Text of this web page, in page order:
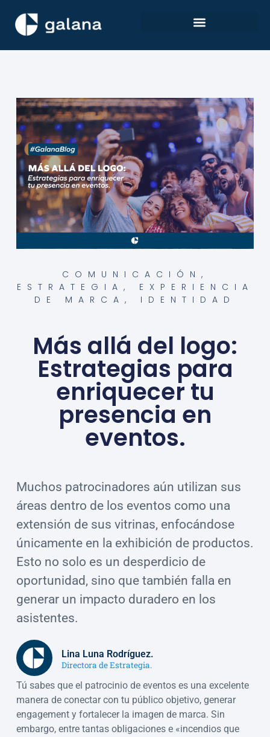
COMUNICACIÓN ,
ESTRATEGIA , EXPERIENCIA
DE MARCA , IDENTIDAD
Más allá del logo:
Estrategias para
enriquecer tu
presencia en
eventos.
Muchos patrocinadores aún utilizan sus
áreas dentro de los eventos como una
extensión de sus vitrinas, enfocándose
únicamente en la exhibición de productos.
Esto no solo es un desperdicio de
oportunidad, sino que también falla en
generar un impacto duradero en los
asistentes.
Lina Luna Rodríguez.
Directora de Estrategia.
Tú sabes que el patrocinio de eventos es una excelente
manera de conectar con tu público objetivo, generar
engagement y fortalecer la imagen de marca. Sin
embargo, entre tantas obligaciones e «incendios que